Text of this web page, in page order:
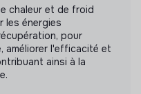
chaleur et de froid
les énergies
pour
améliorer l'efficacité et
ainsi à la